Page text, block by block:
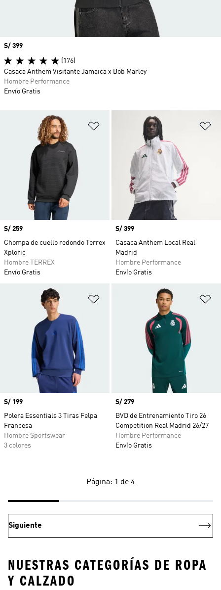
Añadir a la lista de deseos
Precio
S/ 259
Chompa de cuello redondo Terrex
Xploric
Hombre TERREX
Envío Gratis
Precio
S/ 399
Casaca Anthem Local Real
Madrid
Hombre Performance
Envío Gratis
Añadir a la lista de deseos
Precio
S/ 199
Polera Essentials 3 Tiras Felpa
Francesa
Hombre Sportswear
3 colores
Precio
S/ 279
BVD de Entrenamiento Tiro 26
Competition Real Madrid 26/27
Hombre Performance
Envío Gratis
Precio
S/ 399
(176)
Casaca Anthem Visitante Jamaica x Bob Marley
Hombre Performance
Envío Gratis
Página: 1 de 4
Siguiente
NUESTRAS CATEGORÍAS DE ROPA
Y CALZADO